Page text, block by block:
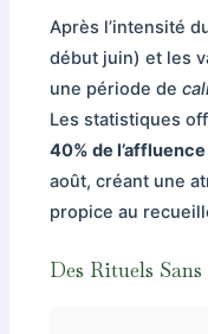
Après l’intensité
début juin) et les
une période de
Les statistiques
40% de l’affluence
août, créant une
propice au
Des Rituels Sans